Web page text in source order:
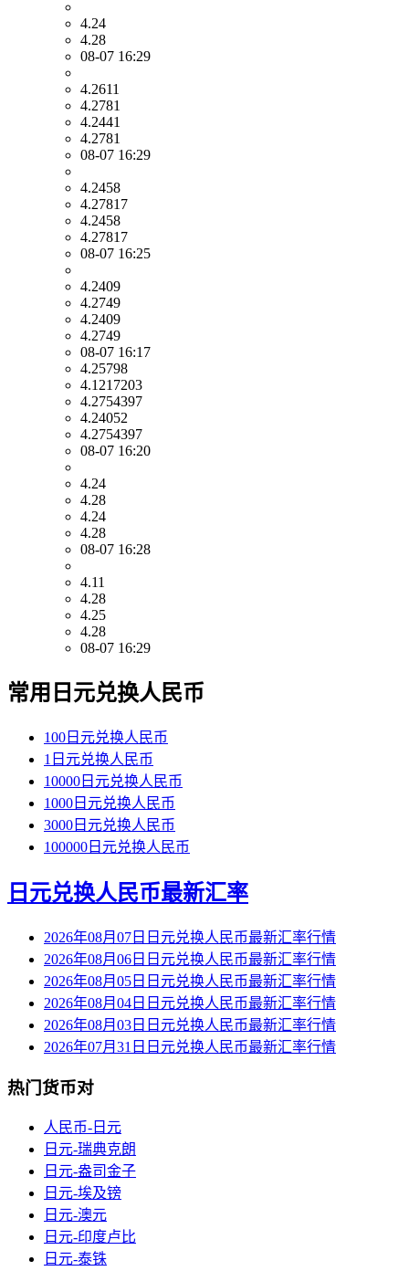
4.24
4.28
08-07 16:29
4.2611
4.2781
4.2441
4.2781
08-07 16:29
4.2458
4.27817
4.2458
4.27817
08-07 16:25
4.2409
4.2749
4.2409
4.2749
08-07 16:17
4.25798
4.1217203
4.2754397
4.24052
4.2754397
08-07 16:20
4.24
4.28
4.24
4.28
08-07 16:28
4.11
4.28
4.25
4.28
08-07 16:29
常用日元兑换人民币
100日元兑换人民币
1日元兑换人民币
10000日元兑换人民币
1000日元兑换人民币
3000日元兑换人民币
100000日元兑换人民币
日元兑换人民币最新汇率
2026年08月07日日元兑换人民币最新汇率行情
2026年08月06日日元兑换人民币最新汇率行情
2026年08月05日日元兑换人民币最新汇率行情
2026年08月04日日元兑换人民币最新汇率行情
2026年08月03日日元兑换人民币最新汇率行情
2026年07月31日日元兑换人民币最新汇率行情
热门货币对
人民币-日元
日元-瑞典克朗
日元-盎司金子
日元-埃及镑
日元-澳元
日元-印度卢比
日元-泰铢